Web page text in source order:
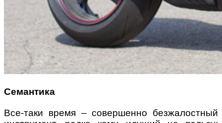
Семантика
Все-таки время – совершенно безжалостный